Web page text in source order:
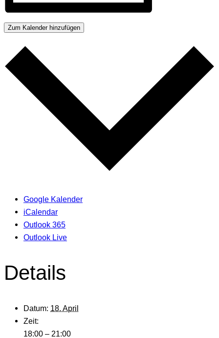
Zum Kalender hinzufügen
Google Kalender
iCalendar
Outlook 365
Outlook Live
Details
Datum: 18. April
Zeit:
18:00 – 21:00